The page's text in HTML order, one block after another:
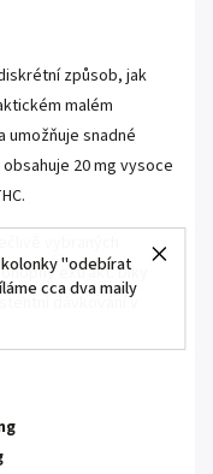
kolonky "odebírat
cca dva maily
způsob, jak
malém
snadné
20 mg vysoce
extrakt. Díky
dávkování v